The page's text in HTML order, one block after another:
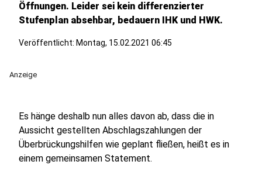
Öffnungen. Leider sei kein differenzierter
Stufenplan absehbar, bedauern IHK und HWK.
Veröffentlicht: Montag, 15.02.2021 06:45
Anzeige
Es hänge deshalb nun alles davon ab, dass die in
Aussicht gestellten Abschlagszahlungen der
Überbrückungshilfen wie geplant fließen, heißt es in
einem gemeinsamen Statement.